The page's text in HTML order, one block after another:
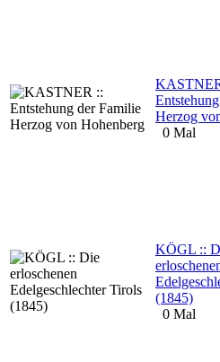
Herzog
0 Mal
KÖGL ::
(1845)
0 Mal